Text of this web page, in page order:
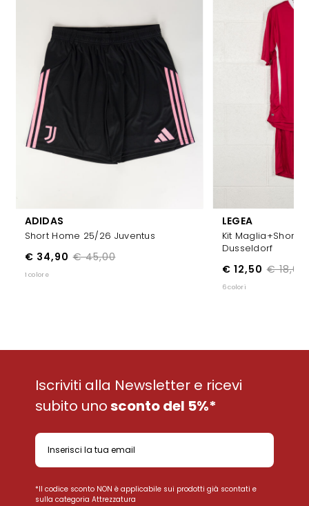
ADIDAS
Short Home 25/26 Juventus
€ 45,00
€ 34,90
1 colore
LEGEA
Kit Maglia+short
Dusseldorf
€ 18,00
€ 12,50
6 colori
Iscriviti alla Newsletter e ricevi
subito unosconto del 5%*
*Il codice sconto NON è applicabile sui prodotti già scontati e
sulla categoria Attrezzatura